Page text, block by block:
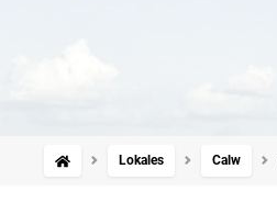
Lokales Calw